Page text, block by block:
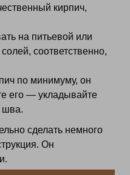
кирпич,
на питьевой или
соответственно,
по минимуму, он
его — укладывайте
шва.
сделать немного
Он